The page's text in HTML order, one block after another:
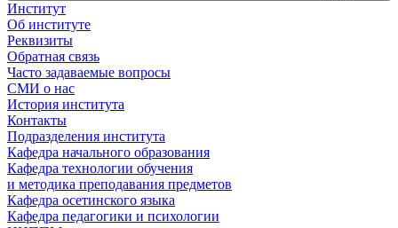
Институт
Об институте
Реквизиты
Обратная связь
Часто задаваемые вопросы
СМИ о нас
История института
Контакты
Подразделения института
Кафедра начального образования
Кафедра технологии обучения
и методика преподавания предметов
Кафедра осетинского языка
Кафедра педагогики и психологии